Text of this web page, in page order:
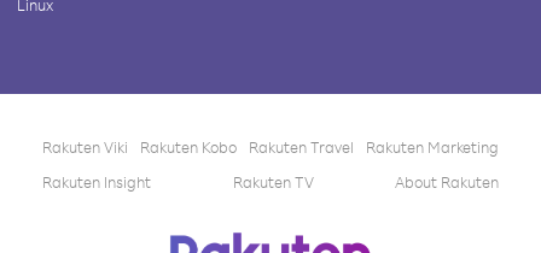
Linux
Rakuten Viki Rakuten Kobo Rakuten Travel
Rakuten Marketing
Rakuten Insight
Rakuten TV About Rakuten